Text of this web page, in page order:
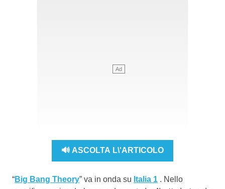
🔊 ASCOLTA L\'ARTICOLO
“Big Bang Theory” va in onda su Italia 1 . Nello